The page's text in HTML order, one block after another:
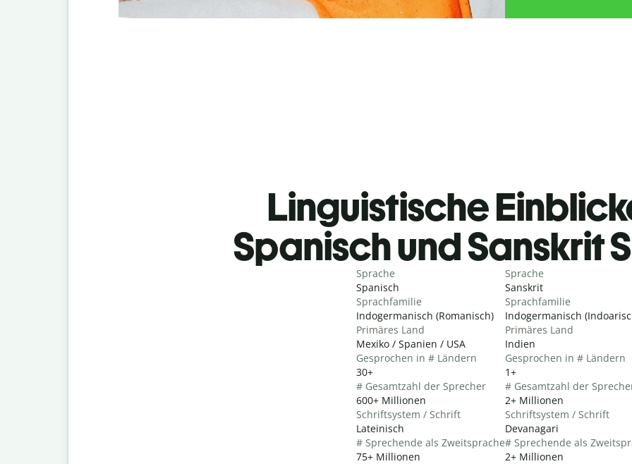
Linguistische
Spanisch und Sanskrit
Sprache
Spanisch
Sprachfamilie
Indogermanisch (Romanisch)
Primäres Land
Mexiko / Spanien / USA
Gesprochen in # Ländern
30+
# Gesamtzahl der Sprecher
600+ Millionen
Schriftsystem / Schrift
Lateinisch
# Sprechende als Zweitsprache
75+ Millionen
Sprache
Sanskrit
Sprachfamilie
Indogermanisch
Primäres Land
Indien
Gesprochen in # Ländern
1+
# Gesamtzahl der
2+ Millionen
Schriftsystem / Schrift
Devanagari
# Sprechende als
2+ Millionen